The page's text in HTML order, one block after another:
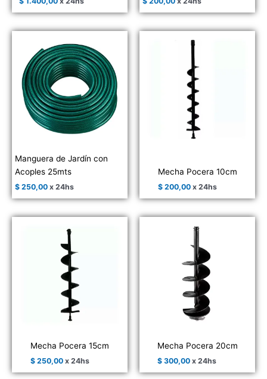
Manguera de Jardín con
Acoples 25mts
$ 250,00 x 24hs
Mecha Pocera 10cm
$200,00x 24hs
Mecha Pocera 15cm
$ 250,00 x 24hs
Mecha Pocera 20cm
$300,00x 24hs